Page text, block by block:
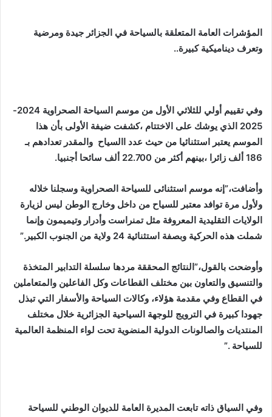
المؤشرات العامة المتعلقة بالسياحة في الجزائر جيدة ومرضية
وتعرف ديناميكية كبيرة..
وفي تقييم أولي للثلاثي الأول من موسم السياحة الصحراوية 2024-
2025 الذي يوشك على الاختتام ،كشفت ضيفة الأولى بأن هذا
الموسم يعتبر استثنائيا من حيث عدد االسياح والمقدر تعدادهم بـ
186 ألف زائرا ،بينهم أكثر من 22.700 ألف سائحا أجنبيا.
وأضافت،”إنه موسم استثنائى للسياحة الصحراوية وسجلنا خلاله
ولأول مرة توافد معتبر للسياح من داخل وخارج الوطن ليس لزيارة
الولايات التقليدية المعروفة مثل تمنراست وأدرار وتيميمون وإنما
شملت هذه الحركية وبصفة استثنائية 24 ولاية من الجنوب الكبير.”
وأوضحت بالقول،”النتائج المحققة مردها سلسلة التدابير المتخذة
والتنسيق والتعاون بين مختلف القطاعات وكل الفاعلين والمتعاملين
في القطاع وفي مقدمة هؤلاء، وكالات السياحة والأسفار التي تبذل
جهودا كبيرة في الترويج للوجهة السياحية الجزائرية خلال مختلف
المنتديات والصالونات الدولية المنضوية تحت لواء المنظمة العالمية
للسياحة .”
وفي السياق ذاته تابعت المديرة العامة للديوان الوطني للسياحة